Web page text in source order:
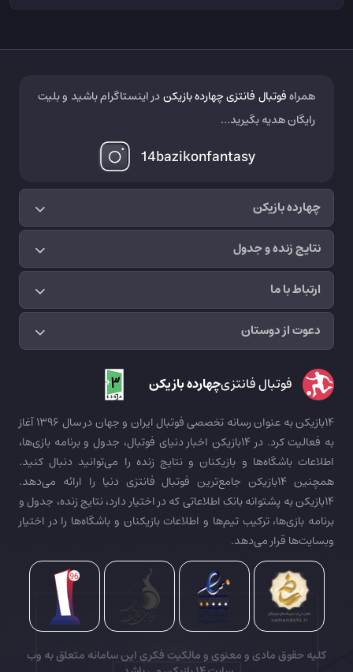
چهارده بازیکن
نتایج زنده و جدول
ارتباط با ما
دعوت از دوستان
همراهفوتبال فانتزی چهارده بازیکندر اینستاگرام باشید و بلیت
رایگان هدیه بگیرید...
14bazikonfantasy
فوتبال فانتزیچهارده بازیکن
14بازیکن به عنوان رسانه تخصصی فوتبال ایران و جهان در سال 1396 آغاز
به فعالیت کرد. در 14بازیکن اخبار دنیای فوتبال، جدول و برنامه بازی‌ها،
اطلاعات باشگاه‌ها و بازیکنان و نتایج زنده را می‌توانید دنبال کنید.
همچنین 14بازیکن جامع‌ترین فوتبال فانتزی دنیا را ارائه می‌دهد.
14بازیکن به پشتوانه بانک اطلاعاتی که در اختیار دارد، نتایج زنده، جدول و
برنامه بازی‌ها، ترکیب تیم‌ها و اطلاعات بازیکنان و باشگاه‌ها را در اختیار
وبسایت‌ها قرار می‌دهد.
کلیه حقوق مادی و معنوی و مالکیت فکری این سامانه متعلق به وب